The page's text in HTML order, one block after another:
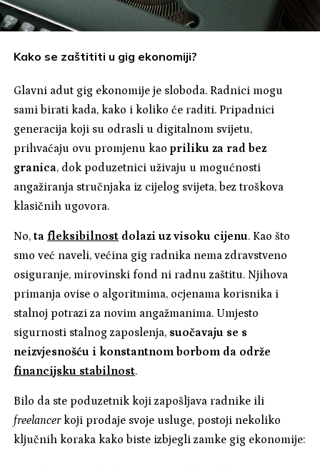
Kako se zaštititi u gig ekonomiji?
Glavni adut gig ekonomije je sloboda. Radnici mogu
sami birati kada, kako i koliko će raditi. Pripadnici
generacija koji su odrasli u digitalnom svijetu,
prihvaćaju ovu promjenu kaopriliku za rad bez
granica, dok poduzetnici uživaju u mogućnosti
angažiranja stručnjaka iz cijelog svijeta, bez troškova
klasičnih ugovora.
No,ta fleksibilnost dolazi uz visoku cijenu. Kao što
smo već naveli, većina gig radnika nema zdravstveno
osiguranje, mirovinski fond ni radnu zaštitu. Njihova
primanja ovise o algoritmima, ocjenama korisnika i
stalnoj potrazi za novim angažmanima. Umjesto
sigurnosti stalnog zaposlenja, suočavaju se s
neizvjesnošću i konstantnom borbom da održe
financijsku stabilnost.
Bilo da ste poduzetnik koji zapošljava radnike ili
freelancer koji prodaje svoje usluge, postoji nekoliko
ključnih koraka kako biste izbjegli zamke gig ekonomije: